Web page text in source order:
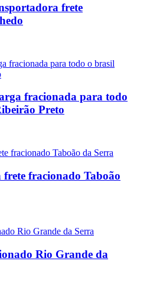
frete
fracionada para todo
Preto
fracionado Taboão
Rio Grande da